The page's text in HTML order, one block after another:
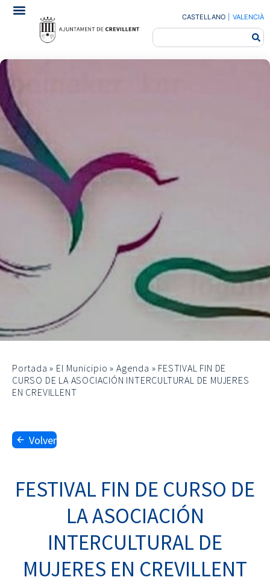
CASTELLANO VALENCIÀ
Portada » El Municipio »Agenda » FESTIVAL FIN DE
CURSO DE LA ASOCIACIÓN INTERCULTURAL DE MUJERES
EN CREVILLENT
Volver
FESTIVAL FIN DE CURSO DE
LA ASOCIACIÓN
INTERCULTURAL DE
MUJERES EN CREVILLENT